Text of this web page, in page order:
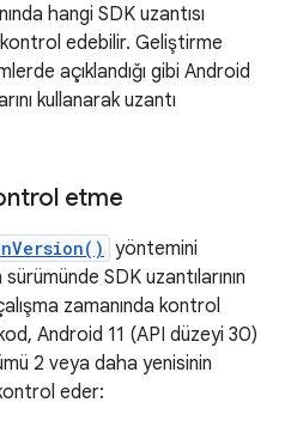
hangi SDK uzantısı
kontrol edebilir. Geliştirme
açıklandığı gibi Android
kullanarak uzantı
etme
yöntemini
SDK uzantılarının
zamanında kontrol
Android 11 (API düzeyi 30)
2 veya daha yenisinin
kontrol eder: